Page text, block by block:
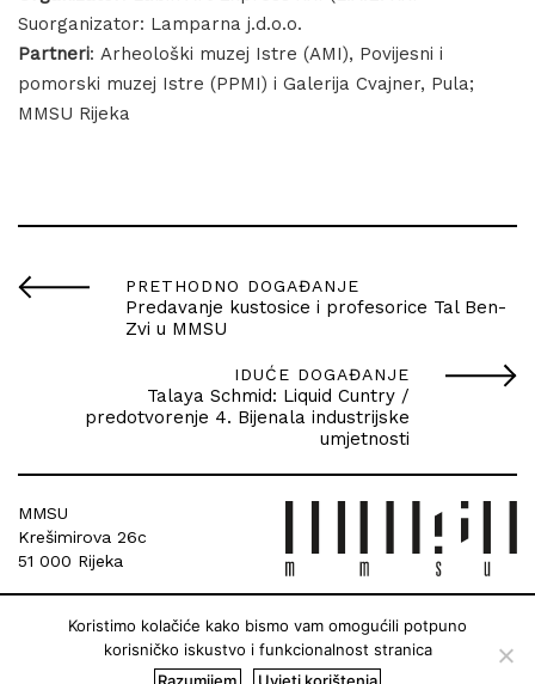
Suorganizator: Lamparna j.d.o.o.
Partneri: Arheološki muzej Istre (AMI), Povijesni i
pomorski muzej Istre (PPMI) i Galerija Cvajner, Pula;
MMSU Rijeka
PRETHODNO DOGAĐANJE
Predavanje kustosice i profesorice Tal Ben-
Zvi u MMSU
IDUĆE DOGAĐANJE
Talaya Schmid: Liquid Cuntry /
predotvorenje 4. Bijenala industrijske
umjetnosti
MMSU
Krešimirova 26c
51 000 Rijeka
Koristimo kolačiće kako bismo vam omogućili potpuno
korisničko iskustvo i funkcionalnost stranica